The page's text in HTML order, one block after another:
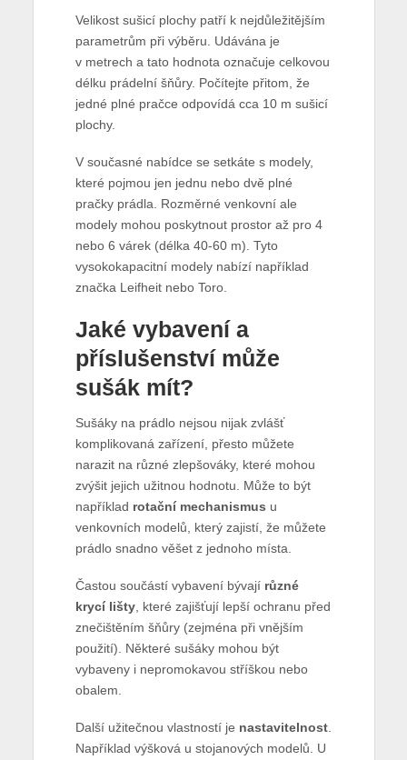
Velikost sušicí plochy patří k nejdůležitějším
parametrům při výběru. Udávána je
v metrech a tato hodnota označuje celkovou
délku prádelní šňůry. Počítejte přitom, že
jedné plné pračce odpovídá cca 10 m sušicí
plochy.
V současné nabídce se setkáte s modely,
které pojmou jen jednu nebo dvě plné
pračky prádla. Rozměrné venkovní ale
modely mohou poskytnout prostor až pro 4
nebo 6 várek (délka 40-60 m). Tyto
vysokokapacitní modely nabízí například
značka Leifheit nebo Toro.
Jaké vybavení a
příslušenství může
sušák mít?
Sušáky na prádlo nejsou nijak zvlášť
komplikovaná zařízení, přesto můžete
narazit na různé zlepšováky, které mohou
zvýšit jejich užitnou hodnotu. Může to být
například rotační mechanismus u
venkovních modelů, který zajistí, že můžete
prádlo snadno věšet z jednoho místa.
Častou součástí vybavení bývají různé
krycí lišty, které zajišťují lepší ochranu před
znečištěním šňůry (zejména při vnějším
použití). Některé sušáky mohou být
vybaveny i nepromokavou stříškou nebo
obalem.
Další užitečnou vlastností je nastavitelnost.
Například výšková u stojanových modelů. U